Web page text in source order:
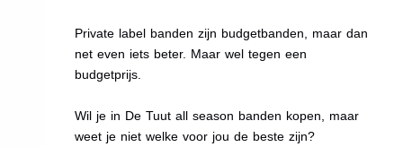
Private label banden zijn budgetbanden, maar dan
net even iets beter. Maar wel tegen een
budgetprijs.
Wil je in De Tuut all season banden kopen, maar
weet je niet welke voor jou de beste zijn?